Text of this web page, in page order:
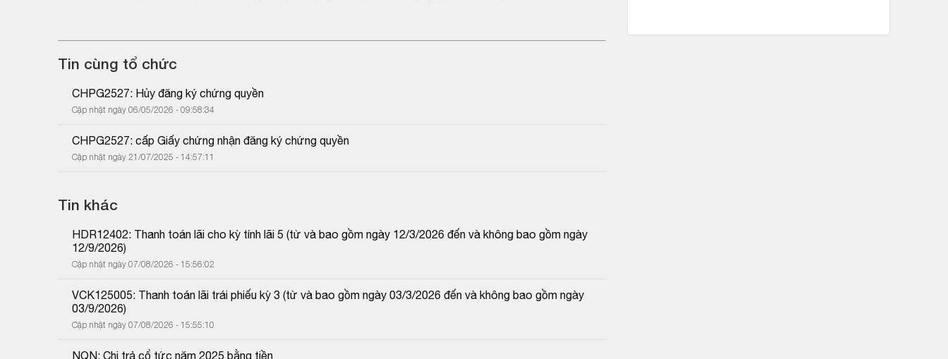
Tin cùng tổ chức
CHPG2527: Hủy đăng ký chứng quyền
Cập nhật ngày 06/05/2026 - 09:58:34
CHPG2527: cấp Giấy chứng nhận đăng ký chứng quyền
Cập nhật ngày 21/07/2025 - 14:57:11
Tin khác
HDR12402: Thanh toán lãi cho kỳ tính lãi 5 (từ và bao gồm ngày 12/3/2026 đến và không bao gồm ngày
12/9/2026)
Cập nhật ngày 07/08/2026 - 15:56:02
VCK125005: Thanh toán lãi trái phiếu kỳ 3 (từ và bao gồm ngày 03/3/2026 đến và không bao gồm ngày
03/9/2026)
Cập nhật ngày 07/08/2026 - 15:55:10
NQN: Chi trả cổ tức năm 2025 bằng tiền